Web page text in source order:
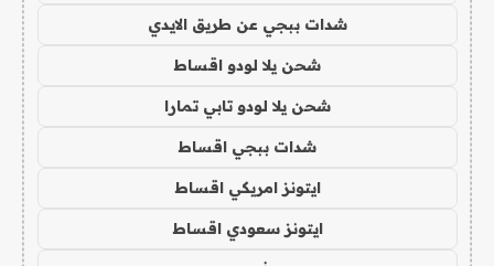
شدات ببجي عن طريق الايدي
شحن يلا لودو اقساط
شحن يلا لودو تابي تمارا
شدات ببجي اقساط
ايتونز امريكي اقساط
ايتونز سعودي اقساط